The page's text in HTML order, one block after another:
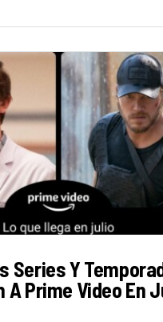
Series Y
A Prime Video En